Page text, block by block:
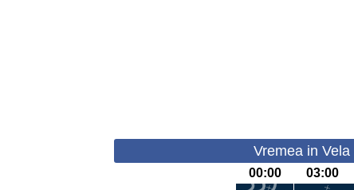
Vremea in
00:00 03:00